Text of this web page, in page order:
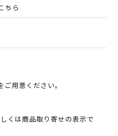
ちら
用意ください。
くは商品取り寄せの表示で